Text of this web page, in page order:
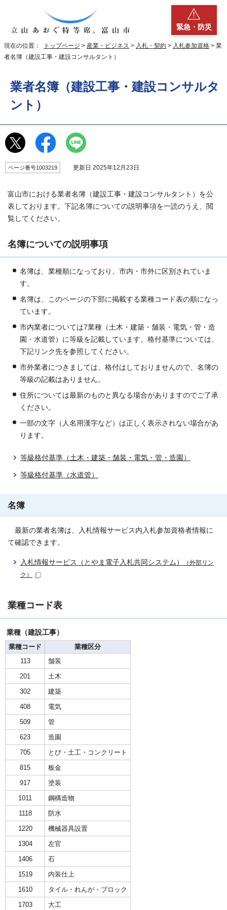
緊急・防災
現在の位置： トップページ > 産業・ビジネス > 入札・契約 > 入札参加資格 > 業
者名簿（建設工事・建設コンサルタント）
業者名簿（建設工事・建設コンサルタ
ント）
ページ番号1003219 更新日 2025年12月23日
富山市における業者名簿（建設工事・建設コンサルタント）を公
表しております。下記名簿についての説明事項を一読のうえ、閲
覧してください。
名簿についての説明事項
名簿は、業種順になっており、市内・市外に区別されていま
す。
名簿は、このページの下部に掲載する業種コード表の順になっ
ています。
市内業者については7業種（土木・建築・舗装・電気・管・造
園・水道管）に等級を記載しています。格付基準については、
下記リンク先を参照してください。
市外業者につきましては、格付はしておりませんので、名簿の
等級の記載はありません。
住所については最新のものと異なる場合がありますのでご了承
ください。
一部の文字（人名用漢字など）は正しく表示されない場合があ
ります。
等級格付基準（土木・建築・舗装・電気・管・造園）
等級格付基準（水道管）
名簿
最新の業者名簿は、入札情報サービス内入札参加資格者情報に
て確認できます。
入札情報サービス（とやま電子入札共同システム）
（外部リン
ク）
業種コード表
業種（建設工事）
業種コード
業種区分
113
舗装
201
土木
302
建築
408
電気
509
管
623
造園
705
とび・土工・コンクリート
815
板金
917
塗装
1011
鋼構造物
1118
防水
1220
機械器具設置
1304
左官
1406
石
1519
内装仕上
1610
タイル・れんが・ブロック
1703
大工